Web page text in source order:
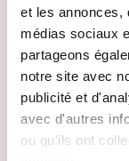
et les annonces,
médias sociaux
partageons
notre site avec
publicité et
avec d'autres
ou qu'ils ont